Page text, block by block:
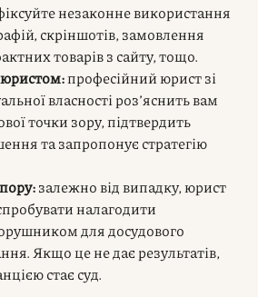
незаконне використання
скріншотів, замовлення
товарів з сайту, тощо.
юристом:професійний юрист зі
власності роз’яснить вам
точки зору, підтвердить
та запропонує стратегію
залежно від випадку, юрист
налагодити
для досудового
Якщо це не дає результатів,
стає суд.